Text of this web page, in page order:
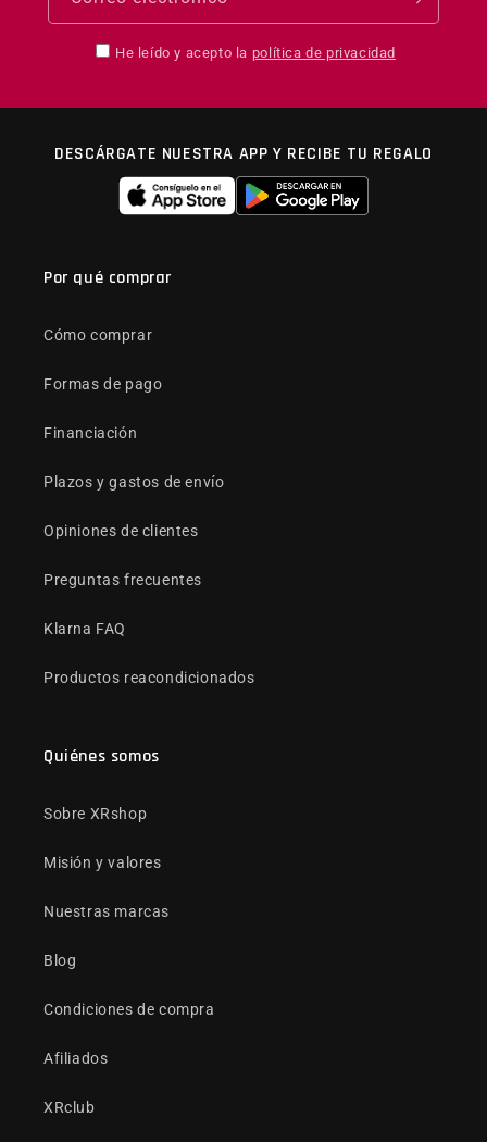
He leído y acepto la política de privacidad
DESCÁRGATE NUESTRA APP Y RECIBE TU REGALO
Por qué comprar
Cómo comprar
Formas de pago
Financiación
Plazos y gastos de envío
Opiniones de clientes
Preguntas frecuentes
Klarna FAQ
Productos reacondicionados
Quiénes somos
Sobre XRshop
Misión y valores
Nuestras marcas
Blog
Condiciones de compra
Afiliados
XRclub